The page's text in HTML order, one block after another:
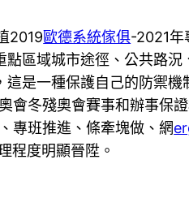
2019歐德系統傢俱-2021年
區域城市途徑、公共路
是一種保護自己的防禦
會冬殘奧會賽事和辦事保
專班推進、條牽塊做、網
程度明顯晉陞。